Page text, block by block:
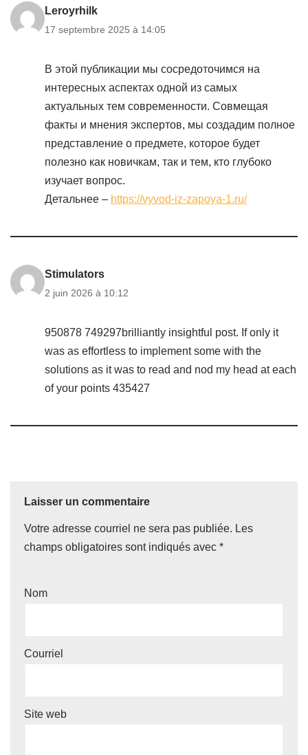
Leroyrhilk
17 septembre 2025 à 14:05
В этой публикации мы сосредоточимся на
интересных аспектах одной из самых
актуальных тем современности. Совмещая
факты и мнения экспертов, мы создадим полное
представление о предмете, которое будет
полезно как новичкам, так и тем, кто глубоко
изучает вопрос.
Детальнее – https://vyvod-iz-zapoya-1.ru/
Stimulators
2 juin 2026 à 10:12
950878 749297brilliantly insightful post. If only it
was as effortless to implement some with the
solutions as it was to read and nod my head at each
of your points 435427
Laisser un commentaire
Votre adresse courriel ne sera pas publiée. Les
champs obligatoires sont indiqués avec *
Nom
Courriel
Site web